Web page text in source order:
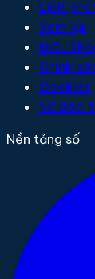
Lịch
Xem lại
Điều
Chính
Cookies
Về Báo
Nền tảng số